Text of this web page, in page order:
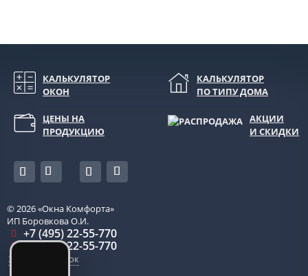
КАЛЬКУЛЯТОР
ОКОН
КАЛЬКУЛЯТОР
ПО ТИПУ ДОМА
ЦЕНЫ НА
ПРОДУКЦИЮ
АКЦИИ
И СКИДКИ
© 2026«Окна Комфорта»
ИП Боровкова О.И.
+7 (495) 22-55-770
+7 (985) 22-55-770
Заказать звонок